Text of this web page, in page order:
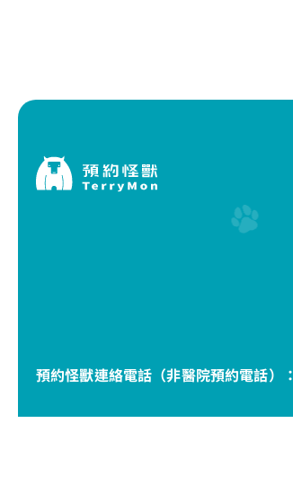
預約怪獸連絡電話（非醫院預約電話）：